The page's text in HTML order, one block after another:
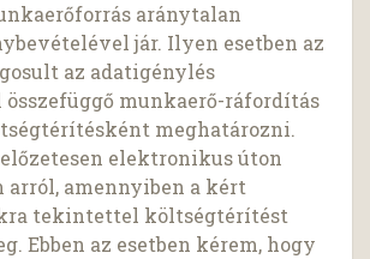
aránytalan
jár. Ilyen esetben az
az adatigénylés
munkaerő-ráfordítás
meghatározni.
elektronikus úton
arról, amennyiben a kért
tekintettel költségtérítést
Ebben az esetben kérem, hogy